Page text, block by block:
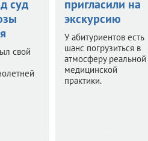
суд
свой
пригласили на
экскурсию
У абитуриентов есть
шанс погрузиться в
атмосферу реальной
медицинской
практики.